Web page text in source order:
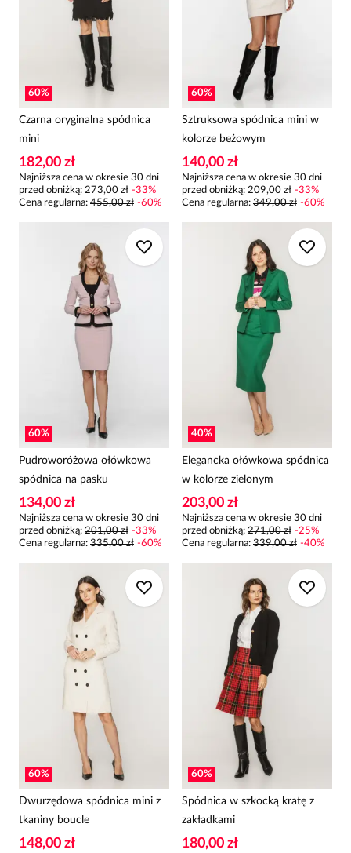
60%
Czarna oryginalna spódnica
mini
182,00 zł
Najniższa cena w okresie 30 dni
przed obniżką: 273,00 zł -33%
Cena regularna: 455,00 zł -60%
60%
Sztruksowa spódnica mini w
kolorze beżowym
140,00 zł
Najniższa cena w okresie 30 dni
przed obniżką: 209,00 zł -33%
Cena regularna: 349,00 zł -60%
60%
Pudroworóżowa ołówkowa
spódnica na pasku
134,00 zł
Najniższa cena w okresie 30 dni
przed obniżką: 201,00 zł -33%
Cena regularna: 335,00 zł -60%
40%
Elegancka ołówkowa spódnica
w kolorze zielonym
203,00 zł
Najniższa cena w okresie 30 dni
przed obniżką: 271,00 zł -25%
Cena regularna: 339,00 zł -40%
60%
Dwurzędowa spódnica mini z
tkaniny boucle
148,00 zł
60%
Spódnica w szkocką kratę z
zakładkami
180,00 zł